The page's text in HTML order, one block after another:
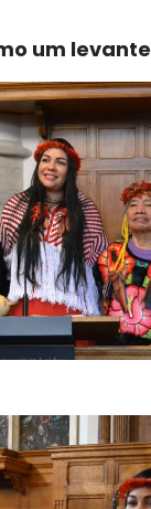
um levante